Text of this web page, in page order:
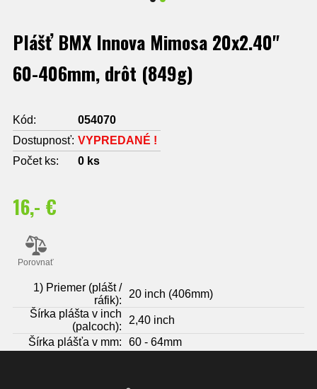
Plášť BMX Innova Mimosa 20x2.40"
60-406mm, drôt (849g)
Kód:
054070
Dostupnosť: VYPREDANÉ !
Počet ks:
0 ks
16,- €
Porovnať
1) Priemer (plášt /
ráfik):
20 inch (406mm)
Šírka plášta v inch
(palcoch):
2,40 inch
Šírka plášťa v mm:
60 - 64mm